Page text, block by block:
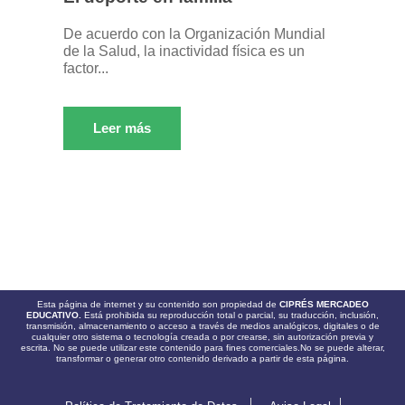
De acuerdo con la Organización Mundial
de la Salud, la inactividad física es un
factor...
Leer más
Esta página de internet y su contenido son propiedad de CIPRÉS MERCADEO
EDUCATIVO. Está prohibida su reproducción total o parcial, su traducción, inclusión,
transmisión, almacenamiento o acceso a través de medios analógicos, digitales o de
cualquier otro sistema o tecnología creada o por crearse, sin autorización previa y
escrita. No se puede utilizar este contenido para fines comerciales.No se puede alterar,
transformar o generar otro contenido derivado a partir de esta página.